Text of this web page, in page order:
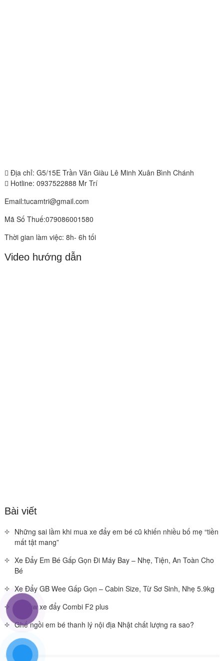
Địa chỉ: G5/15E Trần Văn Giàu Lê Minh Xuân Bình Chánh
Hotline: 0937522888 Mr Trí
Email:tucamtri@gmail.com
Mã Số Thuế:079086001580
Thời gian làm việc: 8h- 6h tối
Video hướng dẫn
Bài viết
Những sai lầm khi mua xe đẩy em bé cũ khiến nhiều bố mẹ “tiền
mất tật mang”
Xe Đẩy Em Bé Gấp Gọn Đi Máy Bay – Nhẹ, Tiện, An Toàn Cho
Bé
Xe Đẩy GB Wee Gấp Gọn – Cabin Size, Từ Sơ Sinh, Nhẹ 5.9kg
Review xe đẩy Combi F2 plus
Ghế ngồi em bé thanh lý nội địa Nhật chất lượng ra sao?